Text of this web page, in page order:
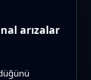
arızalar